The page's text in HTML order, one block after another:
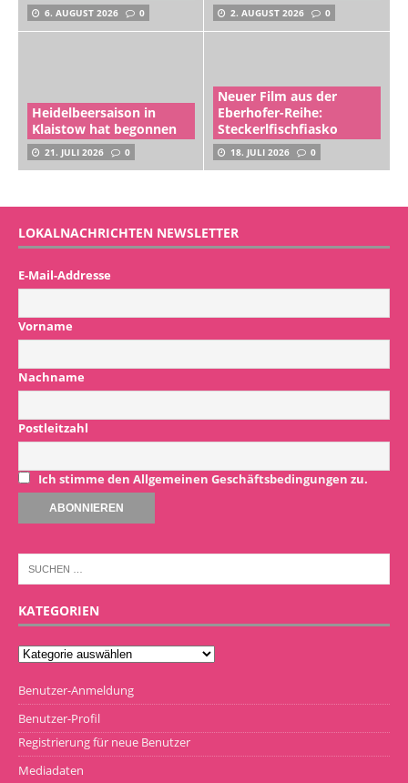
6. AUGUST 2026 0 2. AUGUST 2026 0
Heidelbeersaison in
Klaistow hat begonnen
21. JULI 2026 0
Neuer Film aus der
Eberhofer-Reihe:
Steckerlfischfiasko
18. JULI 2026 0
LOKALNACHRICHTEN NEWSLETTER
E-Mail-Addresse
Vorname
Nachname
Postleitzahl
Ich stimme den Allgemeinen Geschäftsbedingungen zu.
KATEGORIEN
Benutzer-Anmeldung
Benutzer-Profil
Registrierung für neue Benutzer
Mediadaten